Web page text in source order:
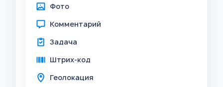
Фото
Комментарий
Задача
Штрих-код
Геолокация